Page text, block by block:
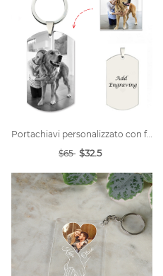
Portachiavi personalizzato con foto in acciaio al titanio
$65 $32.5